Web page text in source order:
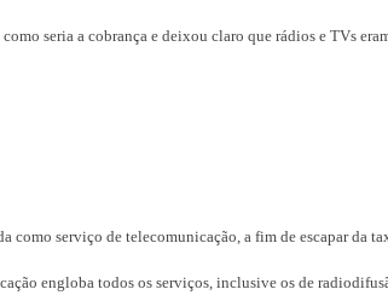
seria a cobrança e deixou claro que rádios e TVs
como serviço de telecomunicação, a fim de escapar da
engloba todos os serviços, inclusive os de